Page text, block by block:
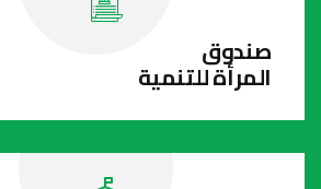
صندوق
المرأة للتنمية